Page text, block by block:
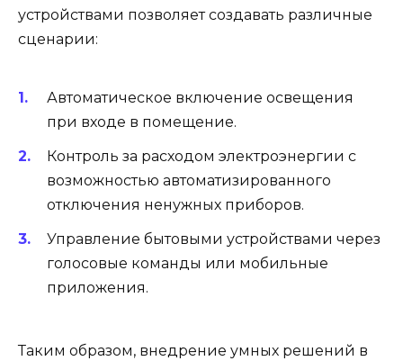
устройствами позволяет создавать различные
сценарии:
Автоматическое включение освещения
при входе в помещение.
Контроль за расходом электроэнергии с
возможностью автоматизированного
отключения ненужных приборов.
Управление бытовыми устройствами через
голосовые команды или мобильные
приложения.
Таким образом, внедрение умных решений в